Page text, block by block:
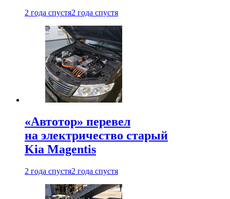
2 года спустя2 года спустя
«Автотор» перевел
на электричество старый
Kia Magentis
2 года спустя2 года спустя